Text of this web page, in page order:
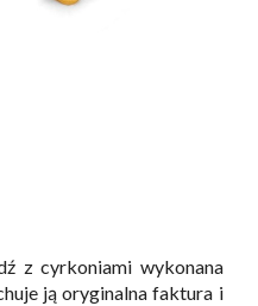
z cyrkoniami wykonana
ją oryginalna faktura i